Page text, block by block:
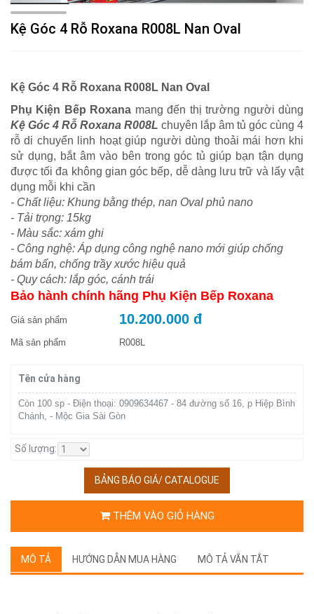
Kệ Góc 4 Rỗ Roxana R008L Nan Oval
Kệ Góc 4 Rỗ Roxana R008L Nan Oval
Phụ Kiện Bếp Roxana mang đến thị trường người dùng
Kệ Góc 4 Rỗ Roxana R008L chuyên lắp âm tủ góc cùng 4
rỗ di chuyển linh hoạt giúp người dùng thoải mái hơn khi
sử dụng, bắt âm vào bên trong góc tủ giúp bạn tận dụng
được tối đa không gian góc bếp, dễ dàng lưu trữ và lấy vật
dụng mỗi khi cần
- Chất liệu: Khung bằng thép, nan Oval phủ nano
- Tải trọng: 15kg
- Màu sắc: xám ghi
- Công nghệ: Áp dụng công nghệ nano mới giúp chống
bám bẩn, chống trầy xước hiệu quả
- Quy cách: lắp góc, cánh trái
Bảo hành chính hãng Phụ Kiện Bếp Roxana
Giá sản phẩm 10.200.000 đ
Mã sản phẩm R008L
Tên cửa hàng
Còn 100 sp - Điện thoại: 0909634467 - 84 đường số 16, p Hiệp Bình
Chánh, - Mộc Gia Sài Gòn
Số lượng:
BẢNG BÁO GIÁ/ CATALOGUE
THÊM VÀO GIỎ HÀNG
MÔ TẢ HƯỚNG DẪN MUA HÀNG MÔ TẢ VẮN TẮT